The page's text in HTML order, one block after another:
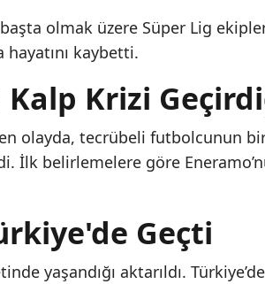
olmak üzere Süper Lig
hayatını kaybetti.
Krizi
olayda, tecrübeli futbolcunun
İlk belirlemelere göre
Geçti
yaşandığı aktarıldı.